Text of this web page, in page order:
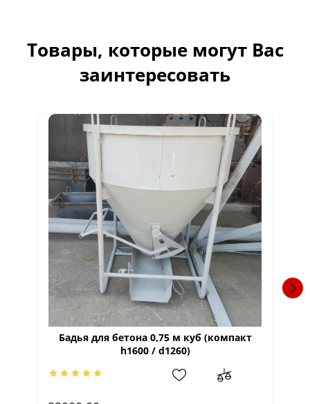
Товары, которые могут Вас
заинтересовать
Бадья для бетона 0,75 м куб (компакт
h1600 / d1260)